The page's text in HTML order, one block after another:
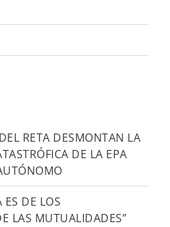
RETA DESMONTAN LA
DE LA EPA
ES DE LOS
LAS MUTUALIDADES”